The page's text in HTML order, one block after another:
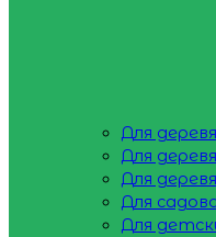
Для
Для
Для
Для
Для